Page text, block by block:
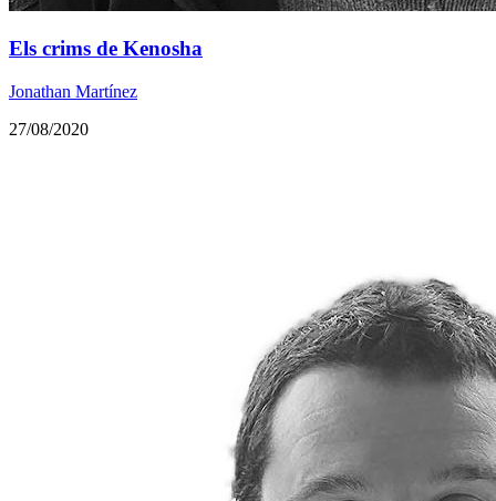
Els crims de Kenosha
Jonathan Martínez
27/08/2020